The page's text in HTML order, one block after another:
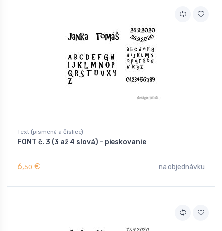
Text (písmená a číslice)
FONT č. 3 (3 až 4 slová) - pieskovanie
6,50 € na objednávku